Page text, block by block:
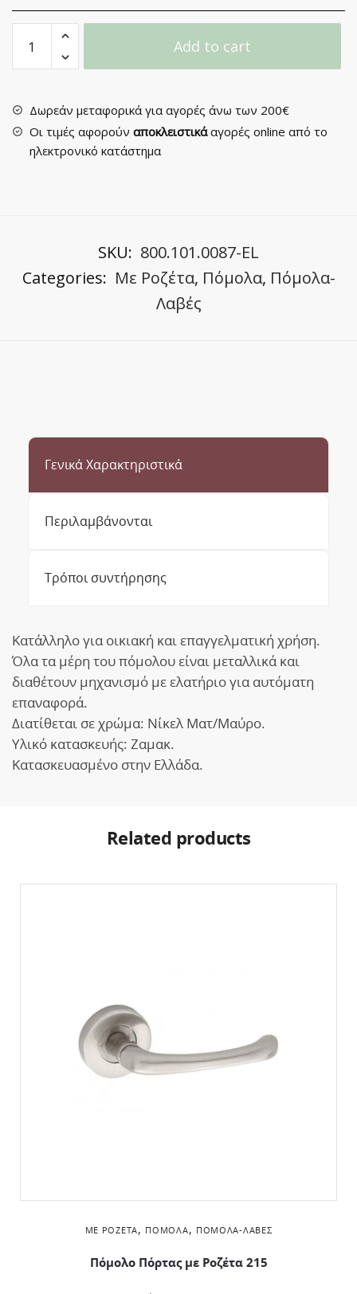
Πόρτας
με
No
2110
quantity
Add to cart
Δωρεάν μεταφορικά για αγορές άνω των 200€
Οι τιμές αφορούν αποκλειστικάαγορές online από το
ηλεκτρονικό κατάστημα
SKU: 800.101.0087-EL
Categories: Με Ροζέτα, Πόμολα, Πόμολα-
Λαβές
Γενικά Χαρακτηριστικά
Περιλαμβάνονται
Τρόποι συντήρησης
Κατάλληλο για οικιακή και επαγγελματική χρήση.
Όλα τα μέρη του πόμολου είναι μεταλλικά και
διαθέτουν μηχανισμό με ελατήριο για αυτόματη
επαναφορά.
Διατίθεται σε χρώμα: Νίκελ Ματ/Μαύρο.
Υλικό κατασκευής: Ζαμακ.
Κατασκευασμένο στην Ελλάδα.
Related products
ΜΕ ΡΟΖΈΤΑ, ΠΌΜΟΛΑ, ΠΌΜΟΛΑ-ΛΑΒΈΣ
Πόμολο Πόρτας με Ροζέτα 215